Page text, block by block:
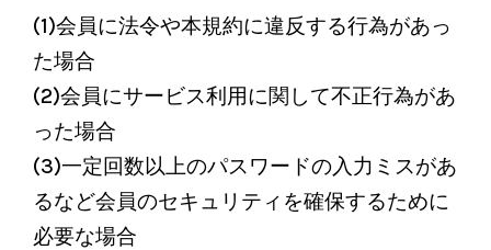
(1)会員に法令や本規約に違反する行為があっ
た場合
(2)会員にサービス利用に関して不正行為があ
った場合
(3)一定回数以上のパスワードの入力ミスがあ
るなど会員のセキュリティを確保するために
必要な場合